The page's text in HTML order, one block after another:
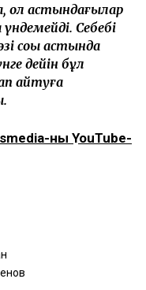
қол астындағылар
үндемейді. Себебі
соққы астында
дейін бұл
айтуға
ның YouTube-